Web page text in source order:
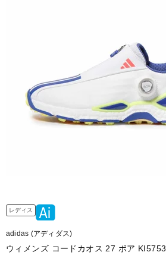
レディス
adidas (アディダス)
ウィメンズ コードカオス 27 ボア KI5753